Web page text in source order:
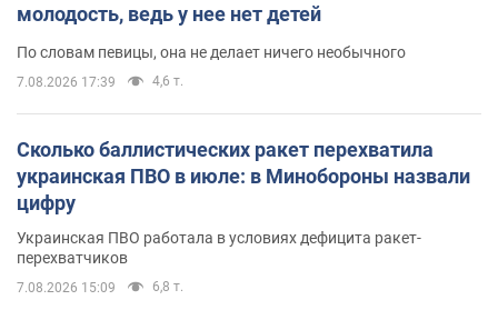
молодость, ведь у нее нет детей
По словам певицы, она не делает ничего необычного
7.08.2026 17:39 4,6 т.
Сколько баллистических ракет перехватила
украинская ПВО в июле: в Минобороны назвали
цифру
Украинская ПВО работала в условиях дефицита ракет-
перехватчиков
7.08.2026 15:09 6,8 т.